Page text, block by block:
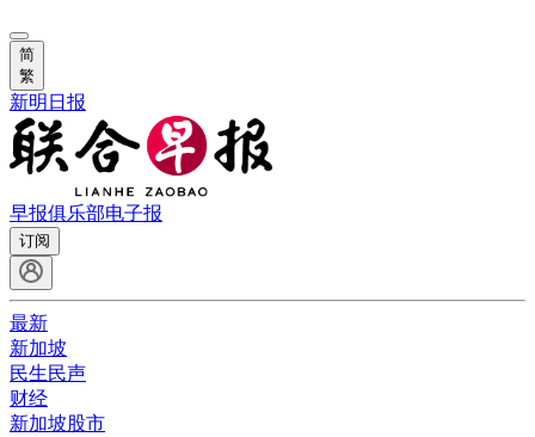
简
繁
新明日报
早报俱乐部电子报
订阅
最新
新加坡
民生民声
财经
新加坡股市